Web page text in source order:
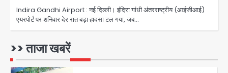
Indira Gandhi Airport : नई दिल्ली। इंदिरा गांधी अंतरराष्ट्रीय (आईजीआई)
एयरपोर्ट पर शनिवार देर रात बड़ा हादसा टल गया, जब…
>> ताजा खबरें
1
युवा इनोवेटरों की सोच से हाईटेक होगी दिल्ली
पुलिस